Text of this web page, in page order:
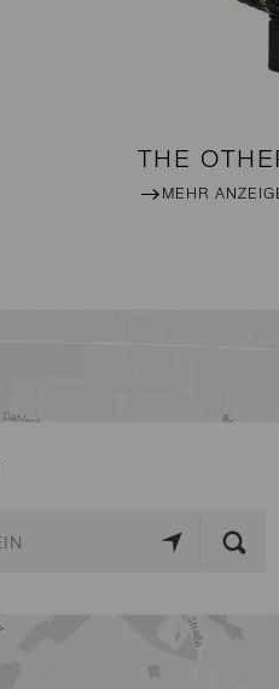
THE
MEHR